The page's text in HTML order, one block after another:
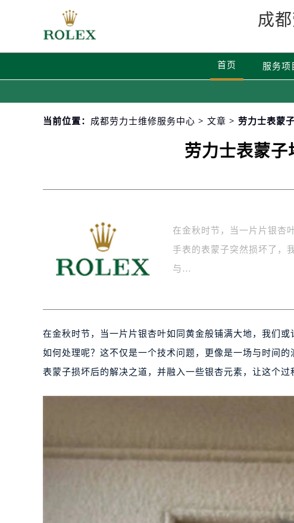
成
首页 服务项
当前位置： 成都劳力士维修服务中心 > 文章 > 劳力士表蒙
劳力士表蒙子
在金秋时节，当一片片银杏
手表的表蒙子突然损坏了，
与…
在金秋时节，当一片片银杏叶如同黄金般铺满大地，我们
如何处理呢？这不仅是一个技术问题，更像是一场与时间
表蒙子损坏后的解决之道，并融入一些银杏元素，让这个过